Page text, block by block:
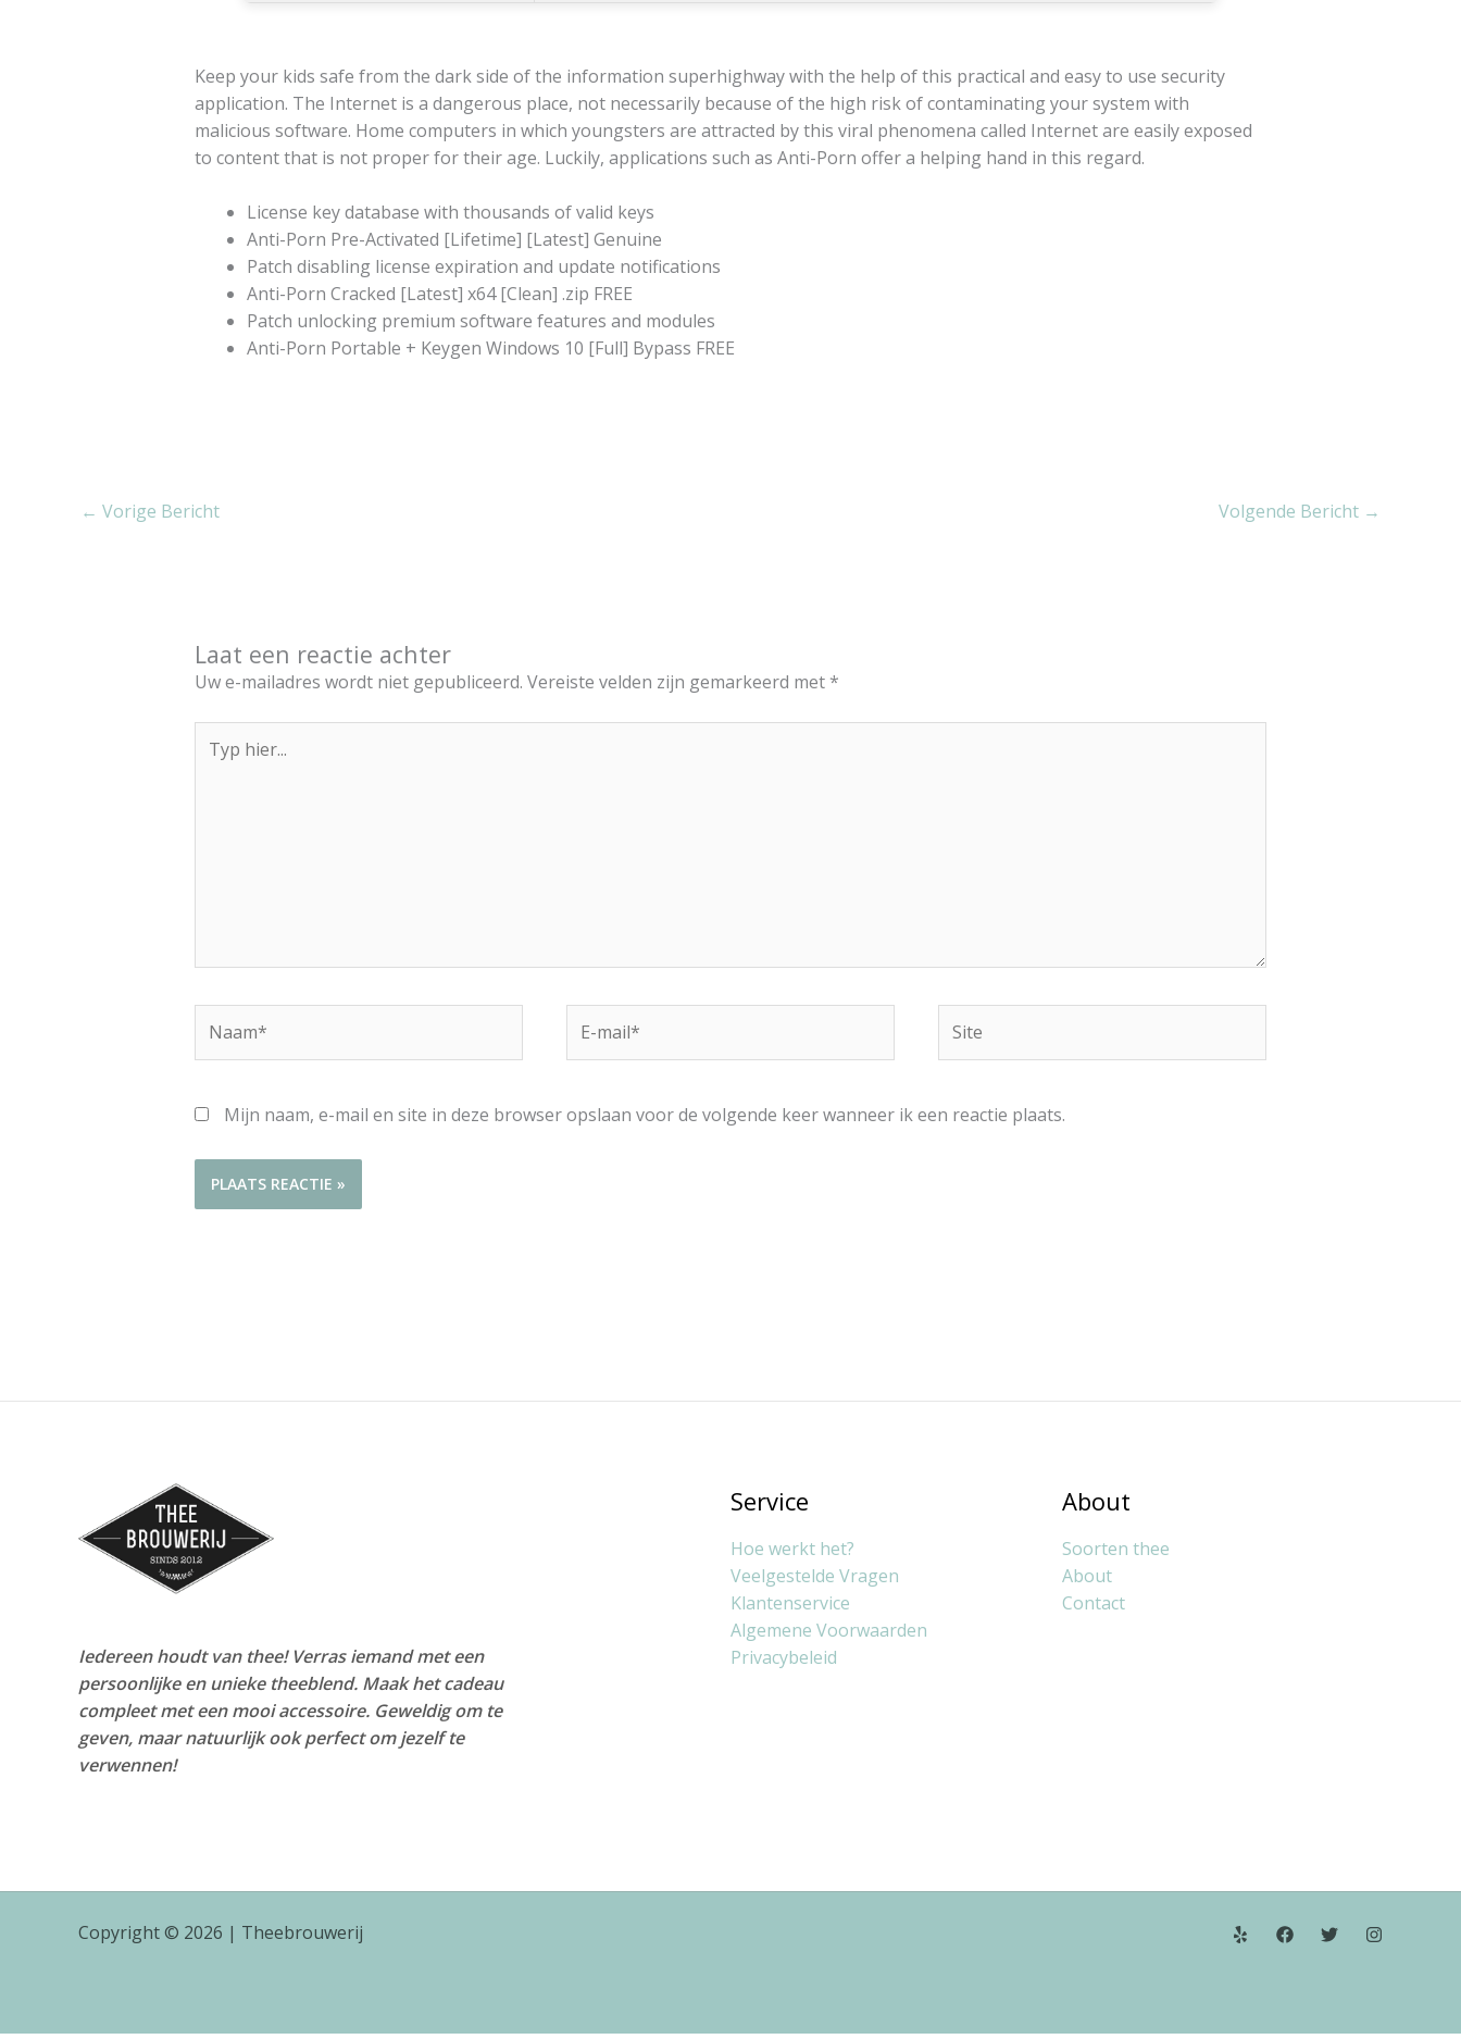
Keep your kids safe from the dark side of the information superhighway with the help of this practical and easy to use security
application. The Internet is a dangerous place, not necessarily because of the high risk of contaminating your system with
malicious software. Home computers in which youngsters are attracted by this viral phenomena called Internet are easily exposed
to content that is not proper for their age. Luckily, applications such as Anti-Porn offer a helping hand in this regard.
License key database with thousands of valid keys
Anti-Porn Pre-Activated [Lifetime] [Latest] Genuine
Patch disabling license expiration and update notifications
Anti-Porn Cracked [Latest] x64 [Clean] .zip FREE
Patch unlocking premium software features and modules
Anti-Porn Portable + Keygen Windows 10 [Full] Bypass FREE
← Vorige Bericht Volgende Bericht →
Laat een reactie achter
Uw e-mailadres wordt niet gepubliceerd. Vereiste velden zijn gemarkeerd met *
hier...
mail*
Mijn naam, e-mail en site in deze browser opslaan voor de volgende keer wanneer ik een reactie plaats.
Iedereen houdt van thee! Verras iemand met een
persoonlijke en unieke theeblend. Maak het cadeau
compleet met een mooi accessoire. Geweldig om te
geven, maar natuurlijk ook perfect om jezelf te
verwennen!
Service
Hoe werkt het?
Veelgestelde Vragen
Klantenservice
Algemene Voorwaarden
Privacybeleid
About
Soorten thee
About
Contact
Copyright © 2026 | Theebrouwerij